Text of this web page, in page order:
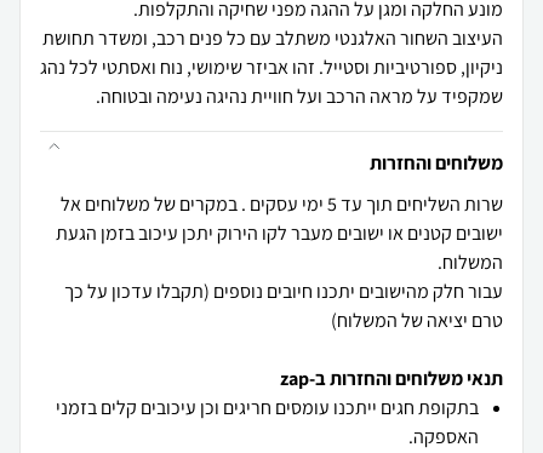
העיצוב השחור האלגנטי משתלב עם כל פנים רכב, ומשדר תחושת
ניקיון, ספורטיביות וסטייל. זהו אביזר שימושי, נוח ואסתטי לכל נהג
שמקפיד על מראה הרכב ועל חוויית נהיגה נעימה ובטוחה.
משלוחים והחזרות
שרות השליחים תוך עד 5 ימי עסקים . במקרים של משלוחים אל
ישובים קטנים או ישובים מעבר לקו הירוק יתכן עיכוב בזמן הגעת
עבור חלק מהישובים יתכנו חיובים נוספים (תקבלו עדכון על כך
טרם יציאה של המשלוח)
תנאי משלוחים והחזרות ב-zap
בתקופת חגים ייתכנו עומסים חריגים וכן עיכובים קלים בזמני
האספקה.